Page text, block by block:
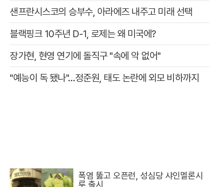
샌프란시스코의 승부수, 아라에즈 내주고 미래 선택
블랙핑크 10주년 D-1, 로제는 왜 미국에?
장가현, 현영 연기에 돌직구 "속에 악 없어"
"예능이 독 됐나"…정준원, 태도 논란에 외모 비하까지
폭염 뚫고 오픈런, 성심당 샤인멜론시
루 출시